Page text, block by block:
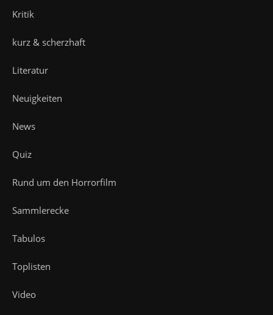
Kritik
kurz & scherzhaft
Literatur
Neuigkeiten
News
Quiz
Rund um den Horrorfilm
Sammlerecke
Tabulos
Toplisten
Video